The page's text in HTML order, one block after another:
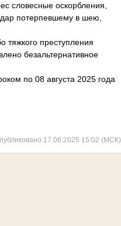
словесные оскорбления,
потерпевшему в шею,
тяжкого преступления
безальтернативное
по 08 августа 2025 года
17.06.2025 15:02 (МСК)